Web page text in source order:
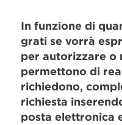
In funzione di
grati se vorrà
per autorizzare o
permettono di
richiedono,
richiesta
posta elettronica